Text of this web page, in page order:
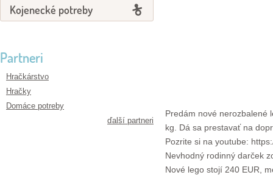
Kojenecké potreby
Partneri
Hračkárstvo
Hračky
Domáce potreby
ďalší partneri
Predám nové nerozbalené
kg. Dá sa prestavať na
Pozrite si na youtube:
Nevhodný rodinný darček
Nové lego stojí 240 EUR,